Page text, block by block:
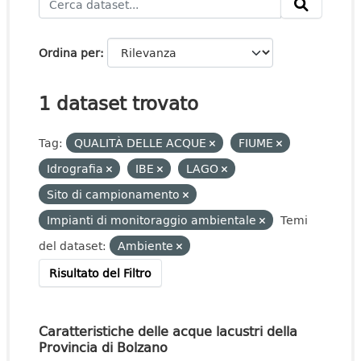
Ordina per
1 dataset trovato
Tag: QUALITÀ DELLE ACQUE
FIUME
Idrografia
IBE
LAGO
Sito di campionamento
Impianti di monitoraggio ambientale
Temi
del dataset:
Ambiente
Risultato del Filtro
Caratteristiche delle acque lacustri della
Provincia di Bolzano